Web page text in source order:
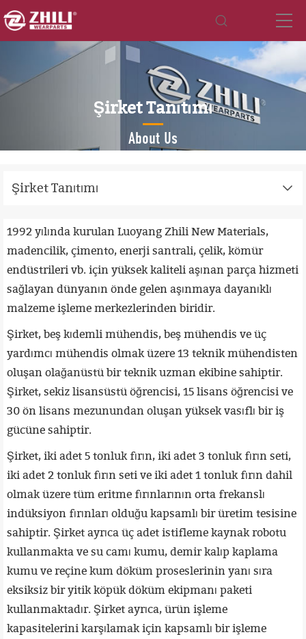
Şirket Tanıtımı
About Us
Şirket Tanıtımı
1992 yılında kurulan Luoyang Zhili New Materials,
madencilik, çimento, enerji santrali, çelik, kömür
endüstrileri vb. için yüksek kaliteli aşınan parça hizmeti
sağlayan dünyanın önde gelen aşınmaya dayanıklı
malzeme işleme merkezlerinden biridir.
Şirket, beş kıdemli mühendis, beş mühendis ve üç
yardımcı mühendis olmak üzere 13 teknik mühendisten
oluşan olağanüstü bir teknik uzman ekibine sahiptir.
Şirket, sekiz lisansüstü öğrencisi, 15 lisans öğrencisi ve
30 ön lisans mezunundan oluşan yüksek vasıflı bir iş
gücüne sahiptir.
Şirket, iki adet 5 tonluk fırın, iki adet 3 tonluk fırın seti,
iki adet 2 tonluk fırın seti ve iki adet 1 tonluk fırın dahil
olmak üzere tüm eritme fırınlarının orta frekanslı
indüksiyon fırınları olduğu kapsamlı bir üretim tesisine
sahiptir. Şirket ayrıca üç adet istifleme kaynak robotu
kullanmakta ve su camı kumu, demir kalıp kaplama
kumu ve reçine kum döküm proseslerinin yanı sıra
eksiksiz bir yitik köpük döküm ekipmanı paketi
kullanmaktadır. Şirket ayrıca, ürün işleme
kapasitelerini karşılamak için kapsamlı bir işleme